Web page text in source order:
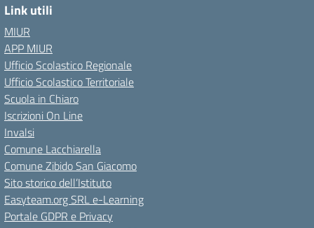
Link utili
MIUR
APP MIUR
Ufficio Scolastico Regionale
Ufficio Scolastico Territoriale
Scuola in Chiaro
Iscrizioni On Line
Invalsi
Comune Lacchiarella
Comune Zibido San Giacomo
Sito storico dell’Istituto
Easyteam.org SRL e-Learning
Portale GDPR e Privacy